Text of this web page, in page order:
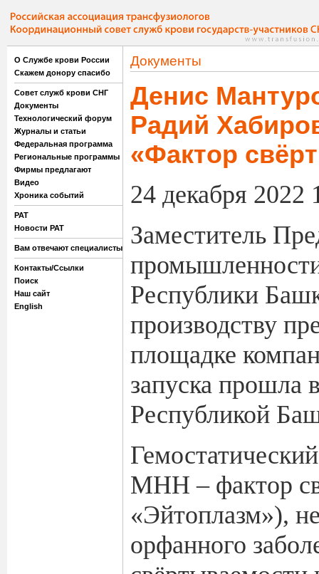
О Службе крови России
Скажем донору спасибо
Совет служб крови СНГ
Документы
Технологический форум
Журналы и статьи
Федеральная программа
Региональные программы
Фирмы предлагают
Видео
Хроника событий
РАТ
Новости РАТ
Вам отвечают специалисты
Контакты/Ссылки
Поиск
Наш сайт
English
Документы
Денис
Радий
«Фактор
24 декабря
Заместитель
Республики
производству
площадке
запуска прошла
Республикой
МНН – фактор
«Эйтоплазм»),
орфанного